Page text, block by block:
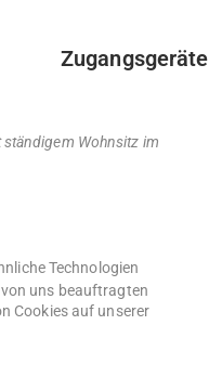
Zugangsgeräte
Wohnsitz im
Technologien
uns beauftragten
Cookies auf unserer